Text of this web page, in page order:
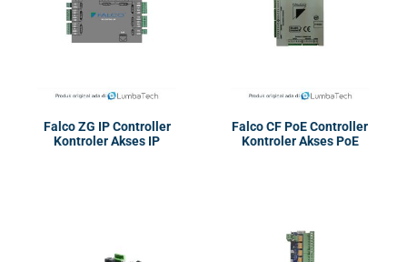
Falco ZG IP Controller
Kontroler Akses IP
Falco CF PoE Controller
Kontroler Akses PoE